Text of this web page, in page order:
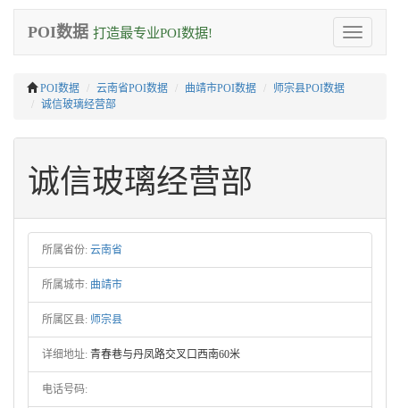
Toggle
navigation
POI数据 打造最专业POI数据!
POI数据 云南省POI数据 曲靖市POI数据
师宗县POI数据
诚信玻璃经营部
诚信玻璃经营部
所属省份: 云南省
所属城市: 曲靖市
所属区县: 师宗县
详细地址: 青春巷与丹凤路交叉口西南60米
电话号码: